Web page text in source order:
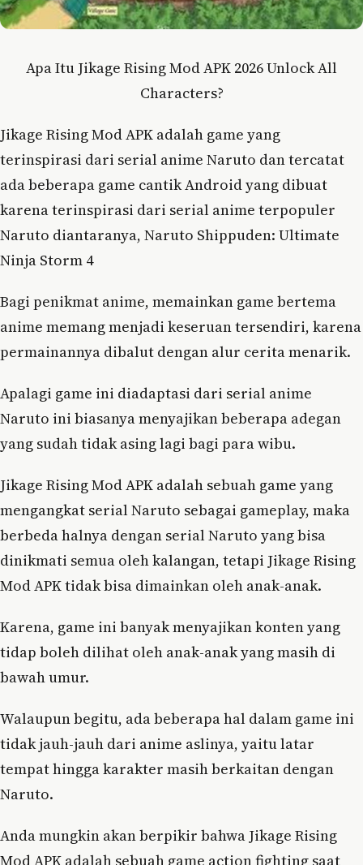
Apa Itu Jikage Rising Mod APK 2026 Unlock All
Characters?
Jikage Rising Mod APK adalah game yang
terinspirasi dari serial anime Naruto dan tercatat
ada beberapa game cantik Android yang dibuat
karena terinspirasi dari serial anime terpopuler
Naruto diantaranya, Naruto Shippuden: Ultimate
Ninja Storm 4
Bagi penikmat anime, memainkan game bertema
anime memang menjadi keseruan tersendiri, karena
permainannya dibalut dengan alur cerita menarik.
Apalagi game ini diadaptasi dari serial anime
Naruto ini biasanya menyajikan beberapa adegan
yang sudah tidak asing lagi bagi para wibu.
Jikage Rising Mod APK adalah sebuah game yang
mengangkat serial Naruto sebagai gameplay, maka
berbeda halnya dengan serial Naruto yang bisa
dinikmati semua oleh kalangan, tetapi Jikage Rising
Mod APK tidak bisa dimainkan oleh anak-anak.
Karena, game ini banyak menyajikan konten yang
tidap boleh dilihat oleh anak-anak yang masih di
bawah umur.
Walaupun begitu, ada beberapa hal dalam game ini
tidak jauh-jauh dari anime aslinya, yaitu latar
tempat hingga karakter masih berkaitan dengan
Naruto.
Anda mungkin akan berpikir bahwa Jikage Rising
Mod APK adalah sebuah game action fighting saat